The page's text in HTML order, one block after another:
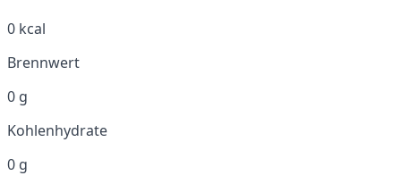
0 kcal
Brennwert
0 g
Kohlenhydrate
0 g